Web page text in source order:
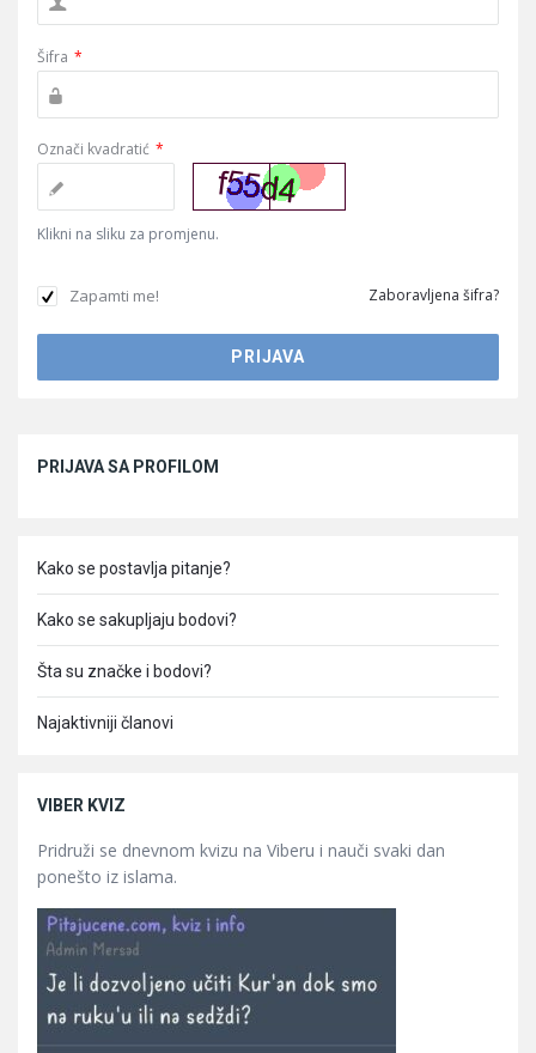
Šifra *
Označi kvadratić *
Klikni na sliku za promjenu.
Zapamti me! Zaboravljena šifra?
PRIJAVA SA PROFILOM
Kako se postavlja pitanje?
Kako se sakupljaju bodovi?
Šta su značke i bodovi?
Najaktivniji članovi
VIBER KVIZ
Pridruži se dnevnom kvizu na Viberu i nauči svaki dan
ponešto iz islama.